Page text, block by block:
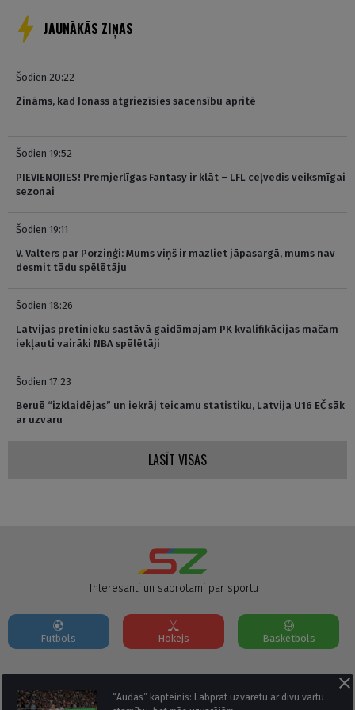
JAUNĀKĀS ZIŅAS
Šodien 20:22
Zināms, kad Jonass atgriezīsies sacensību apritē
Šodien 19:52
PIEVIENOJIES! Premjerlīgas Fantasy ir klāt – LFL ceļvedis veiksmīgai
sezonai
Šodien 19:11
V. Valters par Porziņģi: Mums viņš ir mazliet jāpasargā, mums nav
desmit tādu spēlētāju
Šodien 18:26
Latvijas pretinieku sastāvā gaidāmajam PK kvalifikācijas mačam
iekļauti vairāki NBA spēlētāji
Šodien 17:23
Beruē “izklaidējas” un iekrāj teicamu statistiku, Latvija U16 EČ sāk
ar uzvaru
LASĪT VISAS
“Audas” kapteinis: Labprāt uzvarētu ar divu vārtu
Interesanti un saprotami par sportu
Futbols Hokejs Basketbols
Par mums Reklāmas Parametri Kontakti